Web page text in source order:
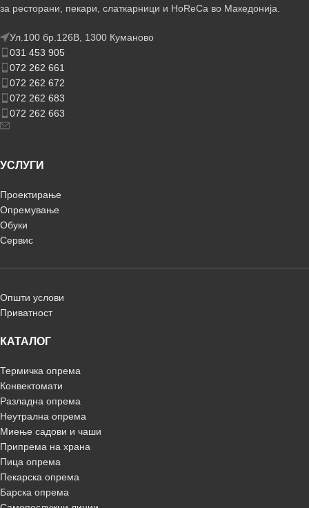
за ресторани, пекари, слаткарници и HoReCa во Македонија.
Ул.100 бр.126В, 1300 Куманово
031 453 905
072 262 661
072 262 672
072 262 683
072 262 663
УСЛУГИ
Проектирање
Опремување
Обуки
Сервис
Општи услови
Приватност
КАТАЛОГ
Термичка опрема
Конвектомати
Разладна опрема
Неутрална опрема
Миење садови и чаши
Припрема на храна
Пица опрема
Пекарска опрема
Барска опрема